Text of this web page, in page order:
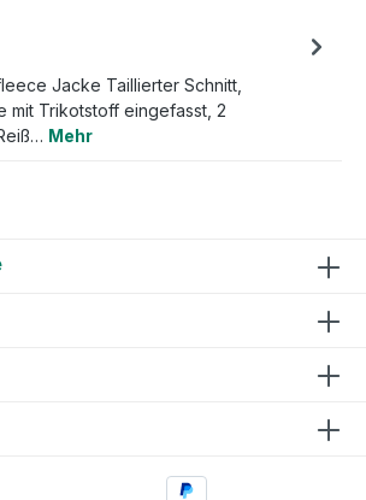
Jacke Taillierter Schnitt,
mit Trikotstoff eingefasst, 2
Mehr